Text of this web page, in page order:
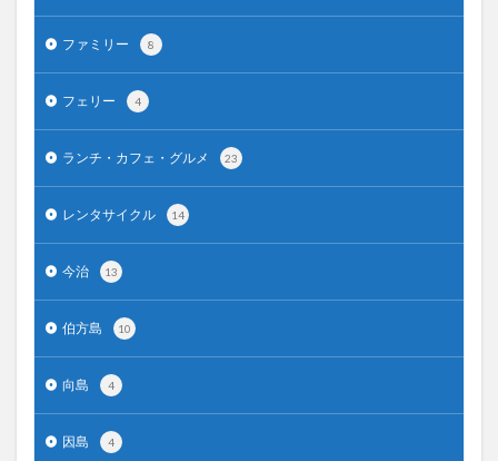
ファミリー 8
フェリー 4
ランチ・カフェ・グルメ 23
レンタサイクル 14
今治 13
伯方島 10
向島 4
因島 4